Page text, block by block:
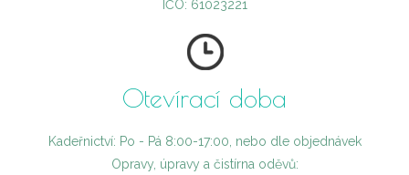
IČO: 61023221
Otevírací doba
Kadeřnictví: Po - Pá 8:00-17:00, nebo dle objednávek
Opravy, úpravy a čistírna oděvů: